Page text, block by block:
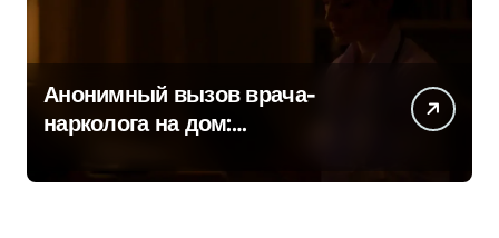
Анонимный вызов врача-
нарколога на дом:
круглосуточно